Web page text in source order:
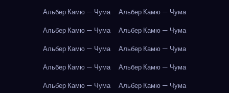
Альбер Камю — Чума
Альбер Камю — Чума
Альбер Камю — Чума
Альбер Камю — Чума
Альбер Камю — Чума
Альбер Камю — Чума
Альбер Камю — Чума
Альбер Камю — Чума
Альбер Камю — Чума
Альбер Камю — Чума